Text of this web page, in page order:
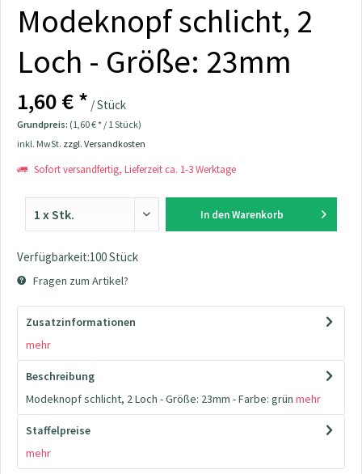
Modeknopf schlicht, 2
Loch - Größe: 23mm
1,60 € * / Stück
Grundpreis: (1,60 € * / 1 Stück)
inkl. MwSt. zzgl. Versandkosten
Sofort versandfertig, Lieferzeit ca. 1-3 Werktage
In den Warenkorb
Verfügbarkeit:100 Stück
Fragen zum Artikel?
Zusatzinformationen
mehr
Beschreibung
Modeknopf schlicht, 2 Loch - Größe: 23mm - Farbe: grün mehr
Staffelpreise
mehr